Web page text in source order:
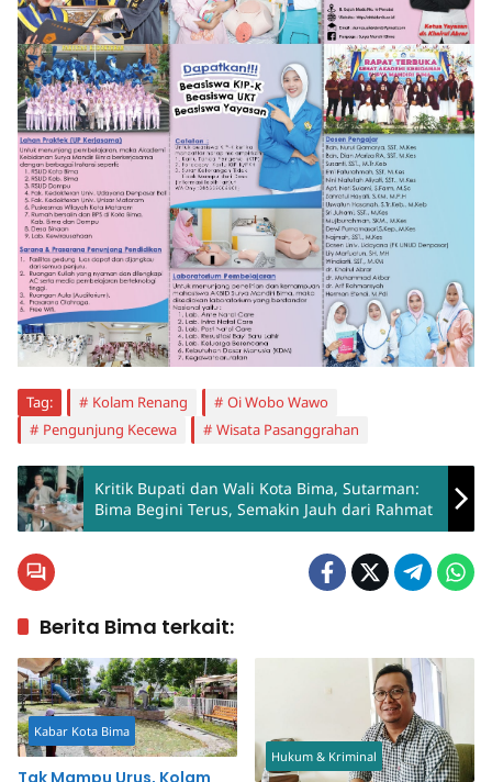
Tag: Kolam Renang
Oi Wobo Wawo
Pengunjung Kecewa
Wisata Pasanggrahan
Kritik Bupati dan Wali Kota Bima, Sutarman:
Bima Begini Terus, Semakin Jauh dari Rahmat
Berita Bima terkait:
Kabar Kota Bima
Hukum & Kriminal